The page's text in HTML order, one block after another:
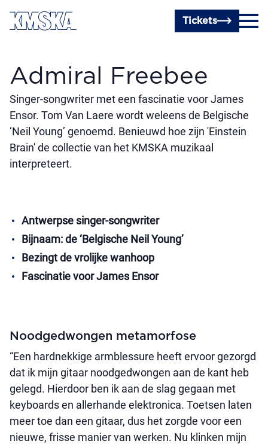
Ga naar hoofdinhoud
Tickets
Admiral Freebee
Singer-songwriter met een fascinatie voor James
Ensor. Tom Van Laere wordt weleens de Belgische
‘Neil Young’ genoemd. Benieuwd hoe zijn 'Einstein
Brain' de collectie van het KMSKA muzikaal
interpreteert.
Antwerpse singer-songwriter
Bijnaam: de ‘Belgische Neil Young’
Bezingt de vrolijke wanhoop
Fascinatie voor James Ensor
Noodgedwongen metamorfose
“Een hardnekkige armblessure heeft ervoor gezorgd
dat ik mijn gitaar noodgedwongen aan de kant heb
gelegd. Hierdoor ben ik aan de slag gegaan met
keyboards en allerhande elektronica. Toetsen laten
meer toe dan een gitaar, dus het zorgde voor een
nieuwe, frisse manier van werken. Nu klinken mijn